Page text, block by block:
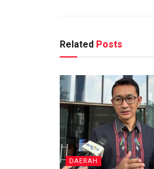
Related Posts
DAERAH